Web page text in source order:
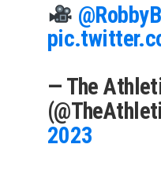
— The
2023